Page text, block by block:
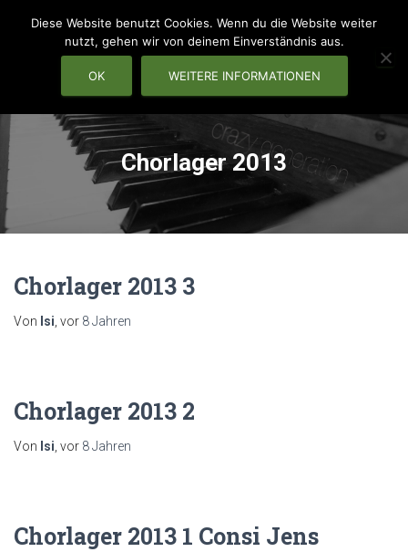
Chorlager 2013
Chorlager 2013 3
Von Isi , vor 8 Jahren
Chorlager 2013 2
Von Isi , vor 8 Jahren
Chorlager 2013 1 Consi Jens
Diese Website benutzt Cookies. Wenn du die Website weiter
nutzt, gehen wir von deinem Einverständnis aus.
OK WEITERE INFORMATIONEN